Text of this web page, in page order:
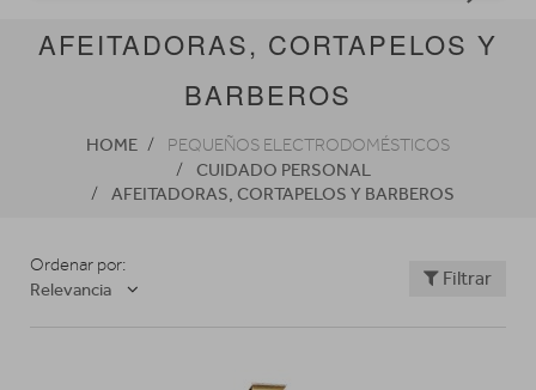
AFEITADORAS, CORTAPELOS Y
BARBEROS
HOME PEQUEÑOS ELECTRODOMÉSTICOS
CUIDADO PERSONAL
AFEITADORAS, CORTAPELOS Y BARBEROS
Ordenar por:
Relevancia
Filtrar